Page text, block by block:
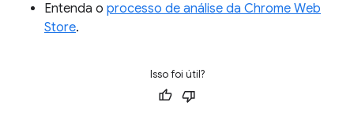
Entenda o processo de análise da Chrome Web
Store.
Isso foi útil?